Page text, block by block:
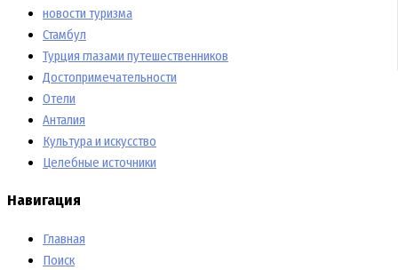
новости туризма
Стамбул
Турция глазами путешественников
Достопримечательности
Отели
Анталия
Культура и искусство
Целебные источники
Навигация
Главная
Поиск